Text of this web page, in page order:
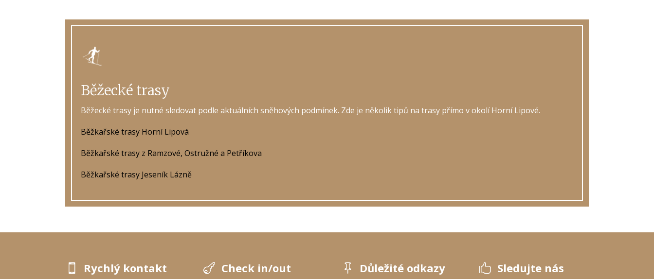
Běžecké trasy
Běžecké trasy je nutné sledovat podle aktuálních sněhových podmínek. Zde je několik tipů na trasy přímo v okolí Horní Lipové.
Běžkařské trasy Horní Lipová
Běžkařské trasy z Ramzové, Ostružné a Petříkova
Běžkařské trasy Jeseník Lázně
 Rychlý kontakt  Check in/out  Důležité odkazy  Sledujte nás